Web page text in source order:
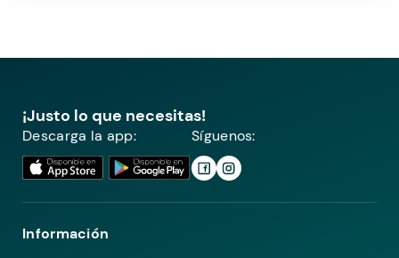
¡Justo lo que necesitas!
Descarga la app: Síguenos:
Información